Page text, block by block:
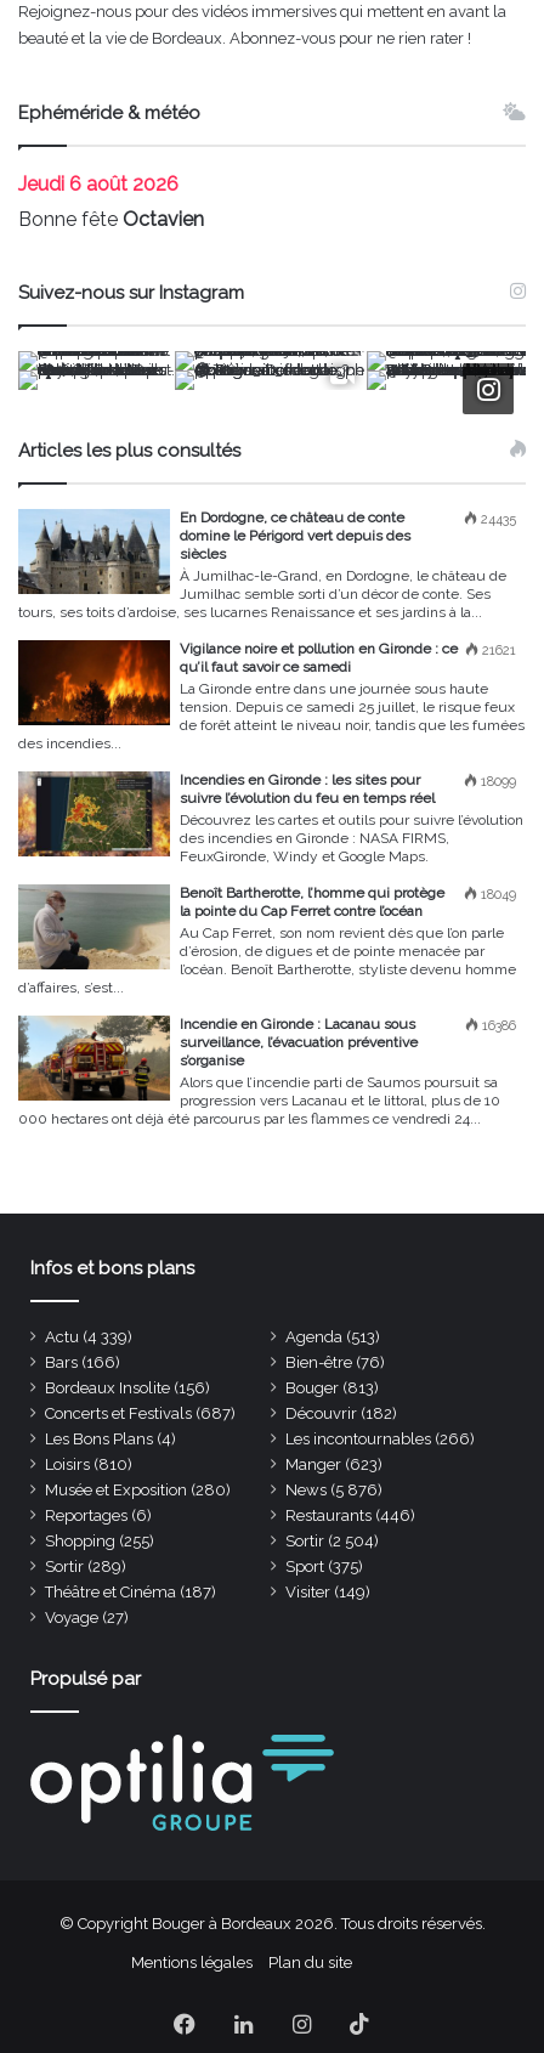
Rejoignez-nous pour des vidéos immersives qui mettent en avant la
beauté et la vie de Bordeaux. Abonnez-vous pour ne rien rater !
Ephéméride & météo
Jeudi 6 août 2026
Bonne fête Octavien
Suivez-nous sur Instagram
Articles les plus consultés
24435
En Dordogne, ce château de conte
domine le Périgord vert depuis des
siècles
À Jumilhac-le-Grand, en Dordogne, le château de
Jumilhac semble sorti d’un décor de conte. Ses
tours, ses toits d’ardoise, ses lucarnes Renaissance et ses jardins à la...
21621
Vigilance noire et pollution en Gironde : ce
qu’il faut savoir ce samedi
La Gironde entre dans une journée sous haute
tension. Depuis ce samedi 25 juillet, le risque feux
de forêt atteint le niveau noir, tandis que les fumées
des incendies...
18099
Incendies en Gironde : les sites pour
suivre l’évolution du feu en temps réel
Découvrez les cartes et outils pour suivre l’évolution
des incendies en Gironde : NASA FIRMS,
FeuxGironde, Windy et Google Maps.
18049
Benoît Bartherotte, l’homme qui protège
la pointe du Cap Ferret contre l’océan
Au Cap Ferret, son nom revient dès que l’on parle
d’érosion, de digues et de pointe menacée par
l’océan. Benoît Bartherotte, styliste devenu homme
d’affaires, s’est...
16386
Incendie en Gironde : Lacanau sous
surveillance, l’évacuation préventive
s’organise
Alors que l’incendie parti de Saumos poursuit sa
progression vers Lacanau et le littoral, plus de 10
000 hectares ont déjà été parcourus par les flammes ce vendredi 24...
Infos et bons plans
Actu (4 339) Agenda (513)
Bars (166) Bien-être (76)
Bordeaux Insolite (156) Bouger (813)
Concerts et Festivals (687) Découvrir (182)
Les Bons Plans (4) Les incontournables (266)
Loisirs (810) Manger (623)
Musée et Exposition (280) News (5 876)
Reportages (6) Restaurants (446)
Shopping (255) Sortir (2 504)
Sortir (289) Sport (375)
Théâtre et Cinéma (187) Visiter (149)
Voyage (27)
Propulsé par
© Copyright Bouger à Bordeaux 2026. Tous droits réservés.
Mentions légales Plan du site
Facebook
LinkedinInstagram